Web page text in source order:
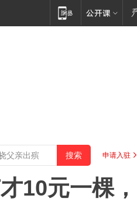
申请入驻
10元一棵，